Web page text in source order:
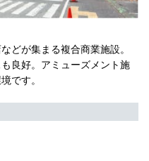
どが集まる複合商業施設。
良好。アミューズメント施
です。